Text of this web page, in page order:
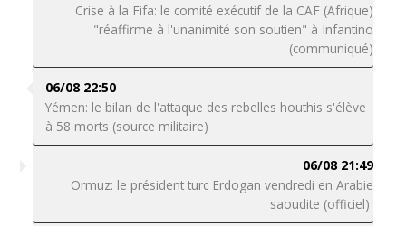
Crise à la Fifa: le comité exécutif de la CAF (Afrique)
"réaffirme à l'unanimité son soutien" à Infantino
(communiqué)
06/08 22:50
Yémen: le bilan de l'attaque des rebelles houthis s'élève
à 58 morts (source militaire)
06/08 21:49
Ormuz: le président turc Erdogan vendredi en Arabie
saoudite (officiel)